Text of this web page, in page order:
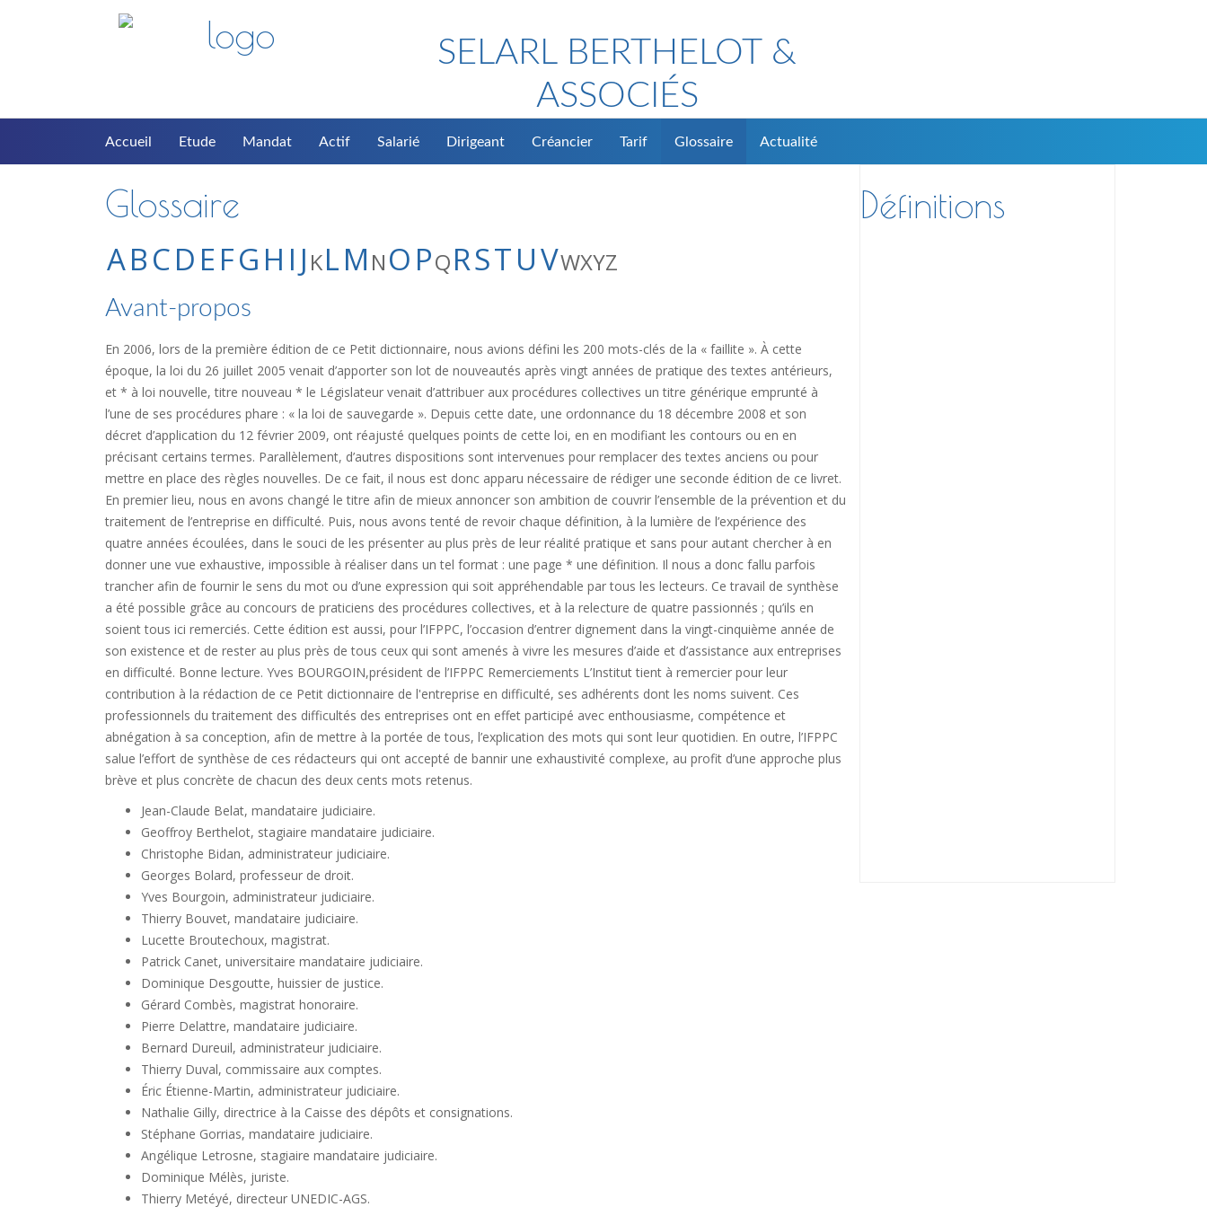
SELARL BERTHELOT &
ASSOCIÉS
Accueil Etude Mandat Actif Salarié Dirigeant Créancier Tarif Glossaire Actualité
Glossaire
ABCD E FG H I J KLM NO PQRSTUVWXYZ
Avant-propos
En 2006, lors de la première édition de ce Petit dictionnaire, nous avions défini les 200 mots-clés de la « faillite ». À cette
époque, la loi du 26 juillet 2005 venait d’apporter son lot de nouveautés après vingt années de pratique des textes antérieurs,
et * à loi nouvelle, titre nouveau * le Législateur venait d’attribuer aux procédures collectives un titre générique emprunté à
l’une de ses procédures phare : « la loi de sauvegarde ». Depuis cette date, une ordonnance du 18 décembre 2008 et son
décret d’application du 12 février 2009, ont réajusté quelques points de cette loi, en en modifiant les contours ou en en
précisant certains termes. Parallèlement, d’autres dispositions sont intervenues pour remplacer des textes anciens ou pour
mettre en place des règles nouvelles. De ce fait, il nous est donc apparu nécessaire de rédiger une seconde édition de ce livret.
En premier lieu, nous en avons changé le titre afin de mieux annoncer son ambition de couvrir l’ensemble de la prévention et du
traitement de l’entreprise en difficulté. Puis, nous avons tenté de revoir chaque définition, à la lumière de l’expérience des
quatre années écoulées, dans le souci de les présenter au plus près de leur réalité pratique et sans pour autant chercher à en
donner une vue exhaustive, impossible à réaliser dans un tel format : une page * une définition. Il nous a donc fallu parfois
trancher afin de fournir le sens du mot ou d’une expression qui soit appréhendable par tous les lecteurs. Ce travail de synthèse
a été possible grâce au concours de praticiens des procédures collectives, et à la relecture de quatre passionnés ; qu’ils en
soient tous ici remerciés. Cette édition est aussi, pour l’IFPPC, l’occasion d’entrer dignement dans la vingt-cinquième année de
son existence et de rester au plus près de tous ceux qui sont amenés à vivre les mesures d’aide et d’assistance aux entreprises
en difficulté. Bonne lecture. Yves BOURGOIN,président de l’IFPPC Remerciements L’Institut tient à remercier pour leur
contribution à la rédaction de ce Petit dictionnaire de l'entreprise en difficulté, ses adhérents dont les noms suivent. Ces
professionnels du traitement des difficultés des entreprises ont en effet participé avec enthousiasme, compétence et
abnégation à sa conception, afin de mettre à la portée de tous, l’explication des mots qui sont leur quotidien. En outre, l’IFPPC
salue l’effort de synthèse de ces rédacteurs qui ont accepté de bannir une exhaustivité complexe, au profit d’une approche plus
brève et plus concrète de chacun des deux cents mots retenus.
Jean-Claude Belat, mandataire judiciaire.
Geoffroy Berthelot, stagiaire mandataire judiciaire.
Christophe Bidan, administrateur judiciaire.
Georges Bolard, professeur de droit.
Yves Bourgoin, administrateur judiciaire.
Thierry Bouvet, mandataire judiciaire.
Lucette Broutechoux, magistrat.
Patrick Canet, universitaire mandataire judiciaire.
Dominique Desgoutte, huissier de justice.
Gérard Combès, magistrat honoraire.
Pierre Delattre, mandataire judiciaire.
Bernard Dureuil, administrateur judiciaire.
Thierry Duval, commissaire aux comptes.
Éric Étienne-Martin, administrateur judiciaire.
Nathalie Gilly, directrice à la Caisse des dépôts et consignations.
Stéphane Gorrias, mandataire judiciaire.
Angélique Letrosne, stagiaire mandataire judiciaire.
Dominique Mélès, juriste.
Thierry Metéyé, directeur UNEDIC-AGS.
Définitions